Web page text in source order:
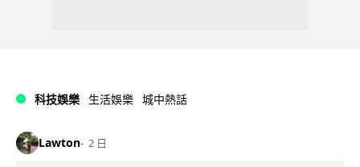
科技娛樂 生活娛樂 城中熱話
Lawton 2 日